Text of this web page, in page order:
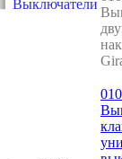
Выключатели